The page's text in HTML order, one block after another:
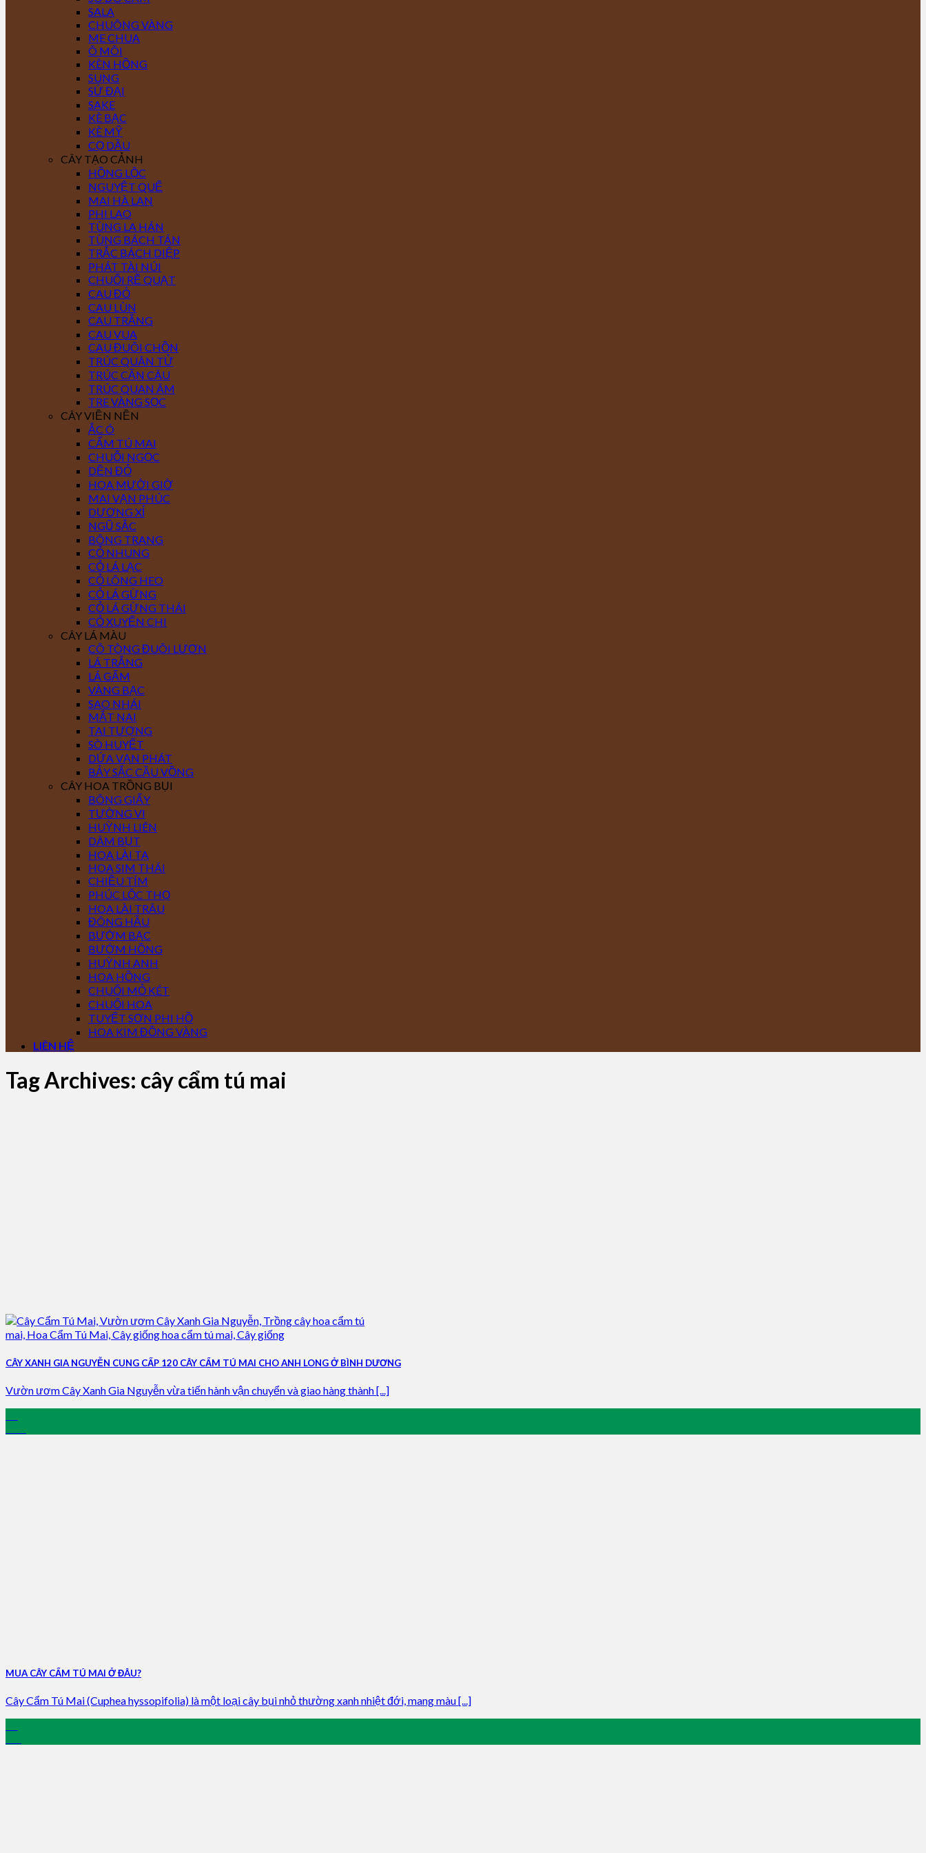
SALA
CHUÔNG VÀNG
ME CHUA
Ô MÔI
KÈN HỒNG
SUNG
SỨ ĐẠI
SAKE
KÈ BẠC
KÈ MỸ
CỌ DẦU
CÂY TẠO CẢNH
HỒNG LỘC
NGUYỆT QUẾ
MAI HÀ LAN
PHI LAO
TÙNG LA HÁN
TÙNG BÁCH TÁN
TRẮC BÁCH DIỆP
PHÁT TÀI NÚI
CHUỐI RẼ QUẠT
CAU ĐỎ
CAU LÙN
CAU TRẮNG
CAU VUA
CAU ĐUÔI CHỒN
TRÚC QUÂN TỬ
TRÚC CẦN CÂU
TRÚC QUAN ÂM
TRE VÀNG SỌC
CÂY VIỀN NỀN
ẮC Ó
CẨM TÚ MAI
CHUỖI NGỌC
DỀN ĐỎ
HOA MƯỜI GIỜ
MAI VẠN PHÚC
DƯƠNG XỈ
NGŨ SẮC
BÔNG TRANG
CỎ NHUNG
CỎ LÁ LẠC
CỎ LÔNG HEO
CỎ LÁ GỪNG
CỎ LÁ GỪNG THÁI
CỎ XUYẾN CHI
CÂY LÁ MÀU
CÔ TÒNG ĐUÔI LƯƠN
LÁ TRẮNG
LÁ GẤM
VÀNG BẠC
SAO NHÁI
MẮT NAI
TAI TƯỢNG
SÒ HUYẾT
DỨA VẠN PHÁT
BẢY SẮC CẦU VỒNG
CÂY HOA TRỒNG BỤI
BÔNG GIẤY
TƯỜNG VI
HUỲNH LIÊN
DÂM BỤT
HOA LÀI TA
HOA SIM THÁI
CHIỀU TÍM
PHÚC LỘC THỌ
HOA LÀI TRÂU
ĐÔNG HẦU
BƯỚM BẠC
BƯỚM HỒNG
HUỲNH ANH
HOA HỒNG
CHUỐI MỎ KÉT
CHUỐI HOA
TUYẾT SƠN PHI HỒ
HOA KIM ĐỒNG VÀNG
LIÊN HỆ
Tag Archives: cây cẩm tú mai
CÂY XANH GIA NGUYỄN CUNG CẤP 120 CÂY CẨM TÚ MAI CHO ANH LONG Ở BÌNH DƯƠNG
Vườn ươm Cây Xanh Gia Nguyễn vừa tiến hành vận chuyển và giao hàng thành [...]
MUA CÂY CẨM TÚ MAI Ở ĐÂU?
Cây Cẩm Tú Mai (Cuphea hyssopifolia) là một loại cây bụi nhỏ thường xanh nhiệt đới, mang màu [...]